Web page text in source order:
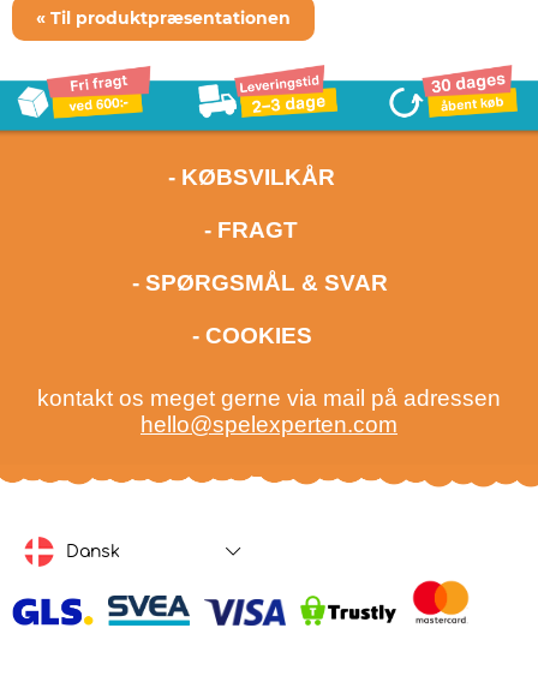
« Til produktpræsentationen
- KØBSVILKÅR
- FRAGT
- SPØRGSMÅL & SVAR
- COOKIES
kontakt os meget gerne via mail på adressen
hello@spelexperten.com
Dansk